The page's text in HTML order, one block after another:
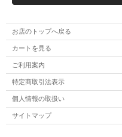
お店のトップへ戻る
カートを見る
ご利用案内
特定商取引法表示
個人情報の取扱い
サイトマップ